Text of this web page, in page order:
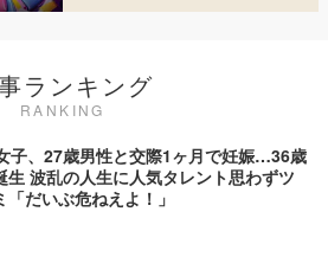
ランキング
RANKING
子、27歳男性と交際1ヶ月で妊娠…36歳
生 波乱の人生に人気タレント思わずツ
「だいぶ危ねえよ！」